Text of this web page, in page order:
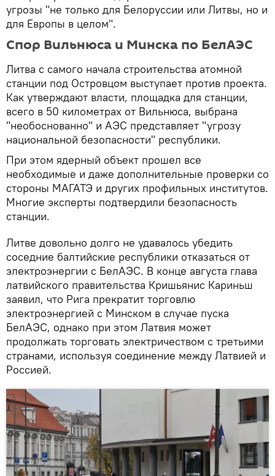
угрозы "не только для Белоруссии или Литвы, но и
для Европы в целом".
Спор Вильнюса и Минска по БелАЭС
Литва с самого начала строительства атомной
станции под Островцом выступает против проекта.
Как утверждают власти, площадка для станции,
всего в 50 километрах от Вильнюса, выбрана
"необоснованно" и АЭС представляет "угрозу
национальной безопасности" республики.
При этом ядерный объект прошел все
необходимые и даже дополнительные проверки со
стороны МАГАТЭ и других профильных институтов.
Многие эксперты подтвердили безопасность
станции.
Литве довольно долго не удавалось убедить
соседние балтийские республики отказаться от
электроэнергии с БелАЭС. В конце августа глава
латвийского правительства Кришьянис Кариньш
заявил, что Рига прекратит торговлю
электроэнергией с Минском в случае пуска
БелАЭС, однако при этом Латвия может
продолжать торговать электричеством с третьими
странами, используя соединение между Латвией и
Россией.